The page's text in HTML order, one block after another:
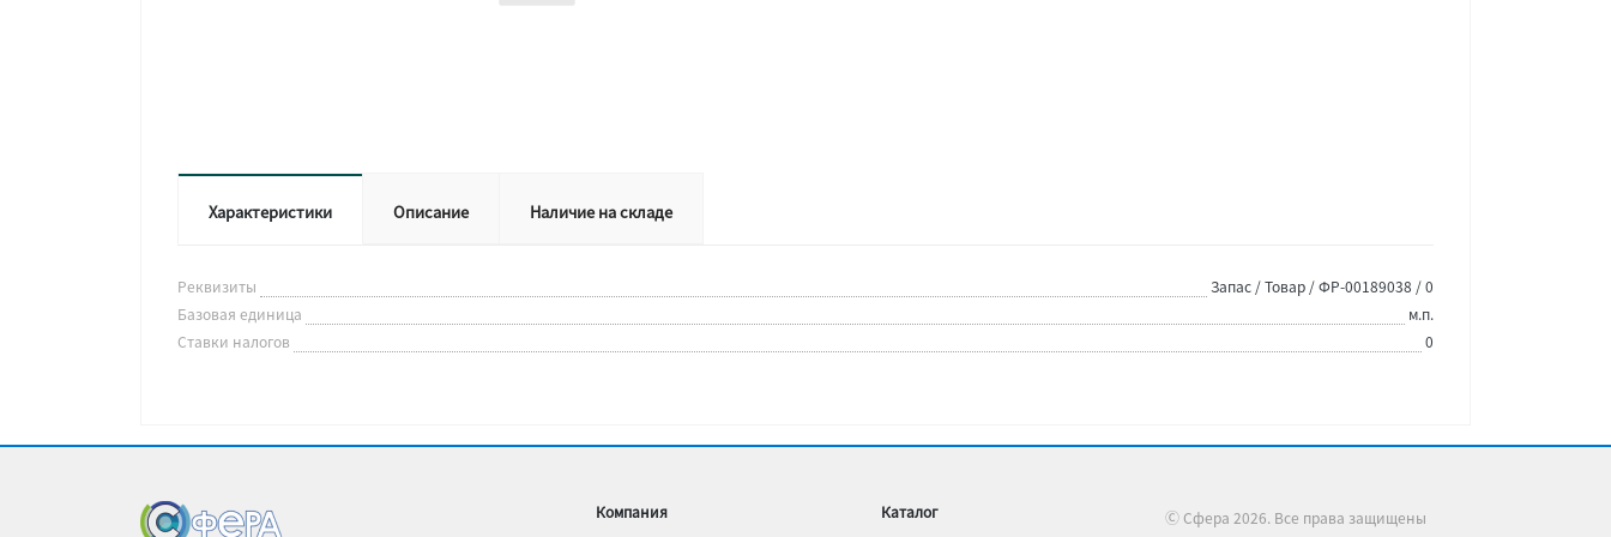
Характеристики Описание Наличие на складе
Реквизиты
Запас / Товар / ФР-00189038 / 0
Базовая единица
м.п.
Ставки налогов
0
Компания
Каталог
Ⓒ Сфера 2026. Все права защищены